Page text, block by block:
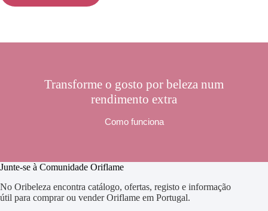
Transforme o gosto por beleza num
rendimento extra
Como funciona
Junte-se à Comunidade Oriflame
No Oribeleza encontra catálogo, ofertas, registo e informação
útil para comprar ou vender Oriflame em Portugal.